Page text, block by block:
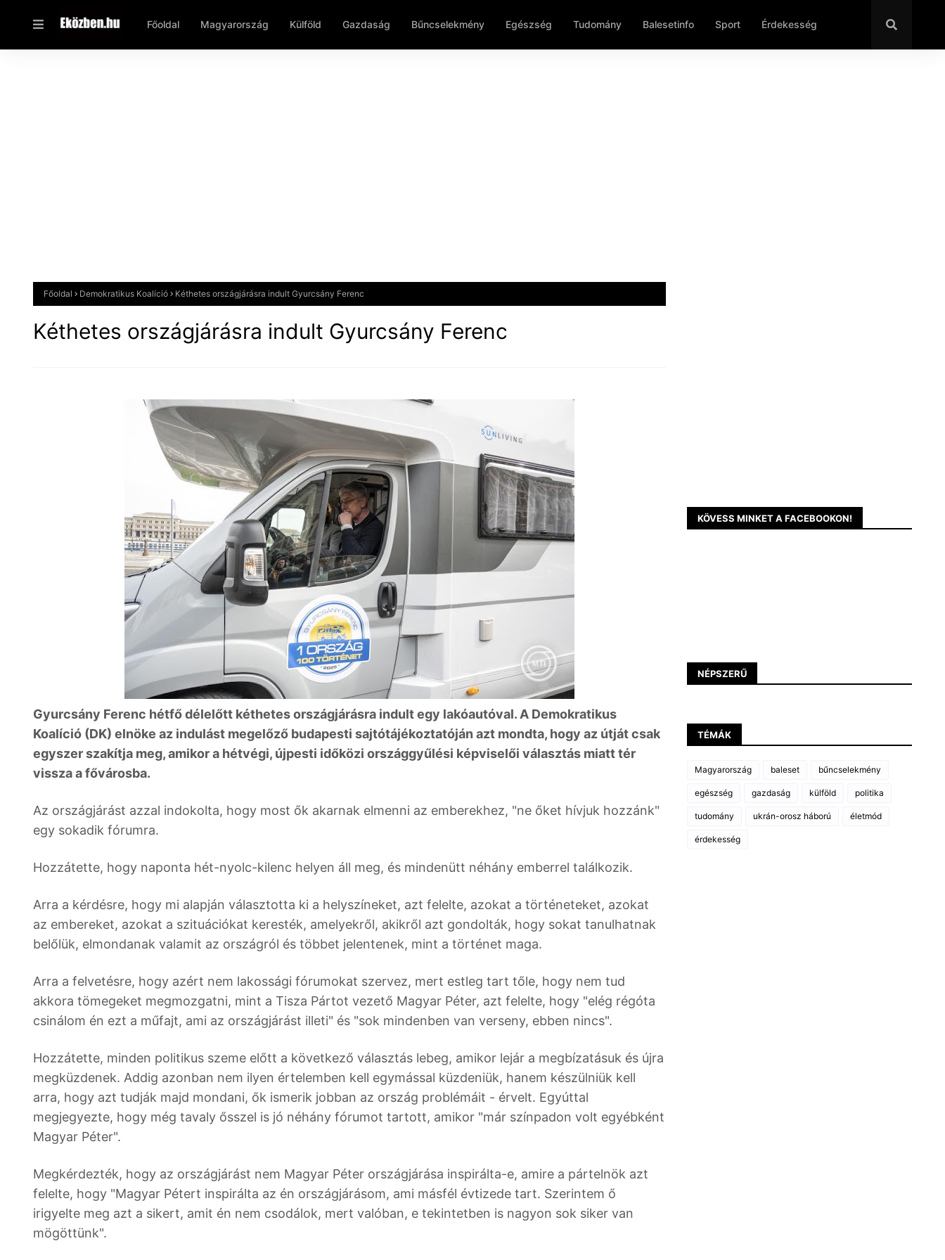
Főoldal Magyarország Külföld Gazdaság Bűncselekmény Egészség Tudomány Balesetinfo Sport Érdekesség
Főoldal Demokratikus Koalíció Kéthetes országjárásra indult Gyurcsány Ferenc
Kéthetes országjárásra indult Gyurcsány Ferenc
Gyurcsány Ferenc hétfő délelőtt kéthetes országjárásra indult egy lakóautóval. A Demokratikus
Koalíció (DK) elnöke az indulást megelőző budapesti sajtótájékoztatóján azt mondta, hogy az útját csak
egyszer szakítja meg, amikor a hétvégi, újpesti időközi országgyűlési képviselői választás miatt tér
vissza a fővárosba.
Az országjárást azzal indokolta, hogy most ők akarnak elmenni az emberekhez, "ne őket hívjuk hozzánk"
egy sokadik fórumra.
Hozzátette, hogy naponta hét-nyolc-kilenc helyen áll meg, és mindenütt néhány emberrel találkozik.
Arra a kérdésre, hogy mi alapján választotta ki a helyszíneket, azt felelte, azokat a történeteket, azokat
az embereket, azokat a szituációkat keresték, amelyekről, akikről azt gondolták, hogy sokat tanulhatnak
belőlük, elmondanak valamit az országról és többet jelentenek, mint a történet maga.
Arra a felvetésre, hogy azért nem lakossági fórumokat szervez, mert estleg tart tőle, hogy nem tud
akkora tömegeket megmozgatni, mint a Tisza Pártot vezető Magyar Péter, azt felelte, hogy "elég régóta
csinálom én ezt a műfajt, ami az országjárást illeti" és "sok mindenben van verseny, ebben nincs".
Hozzátette, minden politikus szeme előtt a következő választás lebeg, amikor lejár a megbízatásuk és újra
megküzdenek. Addig azonban nem ilyen értelemben kell egymással küzdeniük, hanem készülniük kell
arra, hogy azt tudják majd mondani, ők ismerik jobban az ország problémáit - érvelt. Egyúttal
megjegyezte, hogy még tavaly ősszel is jó néhány fórumot tartott, amikor "már színpadon volt egyébként
Magyar Péter".
Megkérdezték, hogy az országjárást nem Magyar Péter országjárása inspirálta-e, amire a pártelnök azt
felelte, hogy "Magyar Pétert inspirálta az én országjárásom, ami másfél évtizede tart. Szerintem ő
irigyelte meg azt a sikert, amit én nem csodálok, mert valóban, e tekintetben is nagyon sok siker van
mögöttünk".
KÖVESS MINKET A FACEBOOKON!
NÉPSZERŰ
TÉMÁK
Magyarország baleset bűncselekmény
egészség gazdaság külföld politika
tudomány ukrán-orosz háború életmód
érdekesség